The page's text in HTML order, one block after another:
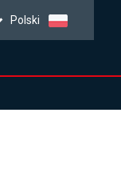
Polski